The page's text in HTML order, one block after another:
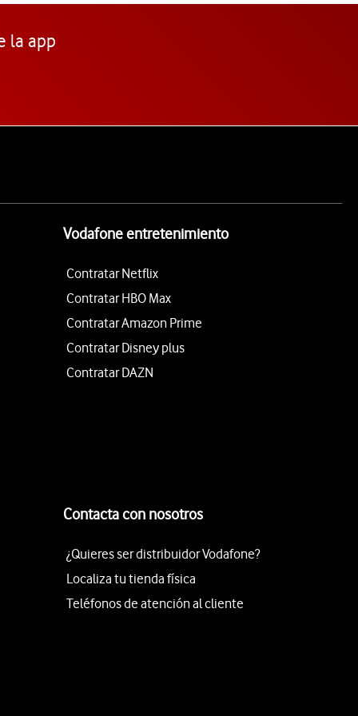
la app
Vodafone entretenimiento
Contratar Netflix
Contratar HBO Max
Contratar Amazon Prime
Contratar Disney plus
Contratar DAZN
Contacta con nosotros
¿Quieres ser distribuidor Vodafone?
Localiza tu tienda física
Teléfonos de atención al cliente